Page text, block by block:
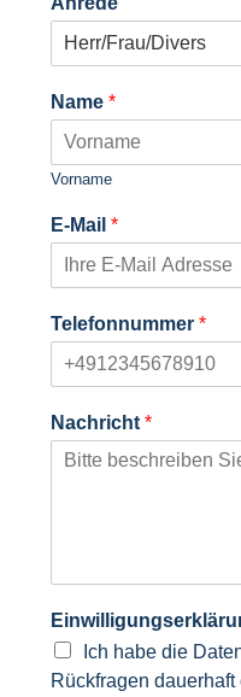
Name *
Vorname
E-Mail *
Telefonnummer *
Nachricht*
Ich habe die
Rückfragen